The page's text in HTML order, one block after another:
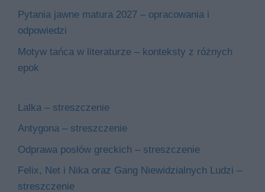
Pytania jawne matura 2027 – opracowania i
odpowiedzi
Motyw tańca w literaturze – konteksty z różnych
epok
Lalka – streszczenie
Antygona – streszczenie
Odprawa posłów greckich – streszczenie
Felix, Net i Nika oraz Gang Niewidzialnych Ludzi –
streszczenie